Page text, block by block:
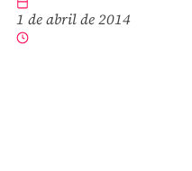
1 de abril de 2014